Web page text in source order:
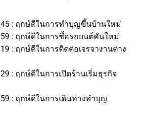
: ฤกษ์ดีในการทำบุญขึ้นบ้านใหม่
: ฤกษ์ดีในการซื้อรถยนต์คันใหม่
: ฤกษ์ดีในการติดต่อเจรจางานต่าง
: ฤกษ์ดีในการเปิดร้านเริ่มธุรกิจ
: ฤกษ์ดีในการเดินทางทำบุญ